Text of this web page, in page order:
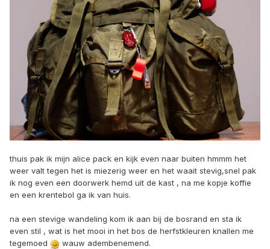
thuis pak ik mijn alice pack en kijk even naar buiten hmmm het
weer valt tegen het is miezerig weer en het waait stevig,snel pak
ik nog even een doorwerk hemd uit de kast , na me kopje koffie
en een krentebol ga ik van huis.
na een stevige wandeling kom ik aan bij de bosrand en sta ik
even stil , wat is het mooi in het bos de herfstkleuren knallen me
tegemoed
wauw adembenemend.